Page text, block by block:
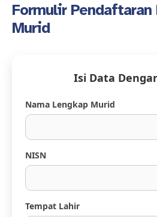
Download
Pindah Sekolah
Formulir Pendaftaran
Murid
Isi Data
Nama Lengkap Murid
NISN
Tempat Lahir